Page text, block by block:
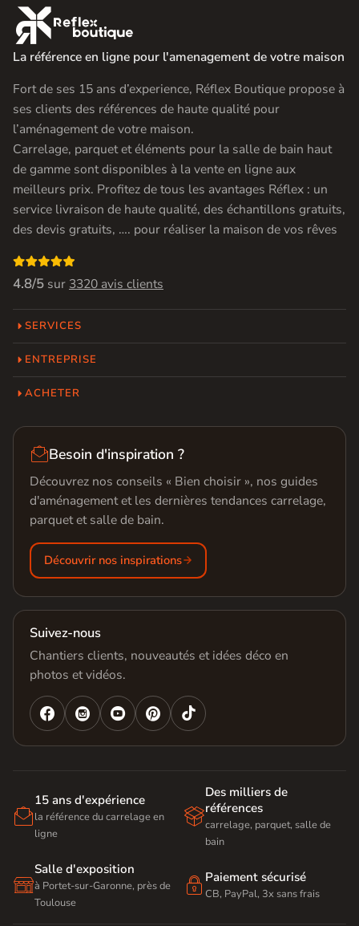

La référence en ligne pour l'amenagement de votre maison
Fort de ses 15 ans d’experience, Réflex Boutique propose à
ses clients des références de haute qualité pour
l’aménagement de votre maison.
Carrelage, parquet et éléments pour la salle de bain haut
de gamme sont disponibles à la vente en ligne aux
meilleurs prix. Profitez de tous les avantages Réflex : un
service livraison de haute qualité, des échantillons gratuits,
des devis gratuits, …. pour réaliser la maison de vos rêves

4.8/5 sur 3320 avis clients
SERVICES
ENTREPRISE
ACHETER
Besoin d'inspiration ?
Découvrez nos conseils « Bien choisir », nos guides
d'aménagement et les dernières tendances carrelage,
parquet et salle de bain.
Découvrir nos inspirations
Suivez-nous
Chantiers clients, nouveautés et idées déco en
photos et vidéos.
   

15 ans d'expérience
la référence du carrelage en
ligne

Des milliers de
références
carrelage, parquet, salle de
bain

Salle d'exposition
à Portet-sur-Garonne, près de
Toulouse
 Paiement sécurisé
CB, PayPal, 3x sans frais